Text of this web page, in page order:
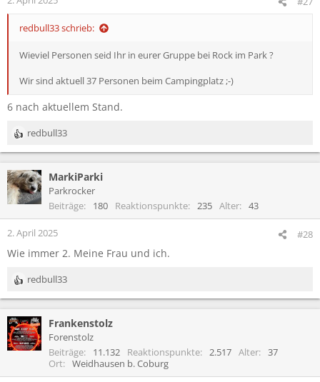
redbull33 schrieb:
Wieviel Personen seid Ihr in eurer Gruppe bei Rock im Park ?
Wir sind aktuell 37 Personen beim Campingplatz ;-)
6 nach aktuellem Stand.
R
e
k
t
i
n
redbull33
MarkiParki
Parkrocker
Beiträge
180 Reaktionspunkte 235 Alter 43
2. April 2025 #28
Wie immer 2. Meine Frau und ich.
R
e
k
t
i
n
redbull33
Frankenstolz
Forenstolz
Beiträge
11.132 Reaktionspunkte 2.517 Alter
37
Ort
Weidhausen b. Coburg